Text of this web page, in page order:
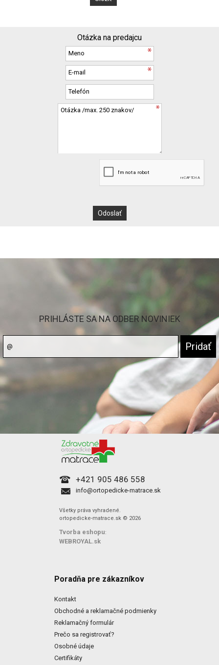
Otázka na predajcu
PRIHLÁSTE SA NA ODBER NOVINIEK
+421 905 486 558
info@ortopedicke-matrace.sk
Všetky práva vyhradené.
ortopedicke-matrace.sk © 2026
Tvorba eshopu:
WEBROYAL.sk
Poradňa pre zákazníkov
Kontakt
Obchodné a reklamačné podmienky
Reklamačný formulár
Prečo sa registrovať?
Osobné údaje
Certifikáty